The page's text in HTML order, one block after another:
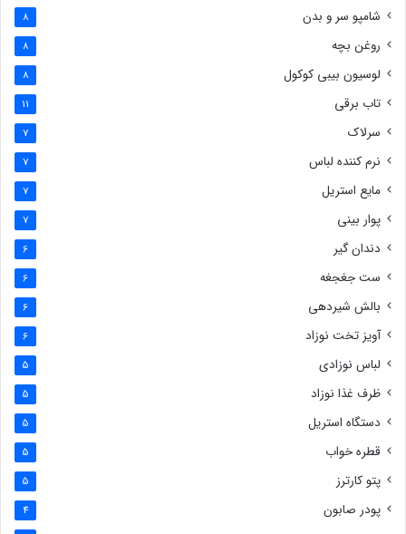
شامپو سر و بدن 8
روغن بچه 8
لوسیون بیبی کوکول 8
تاب برقی 11
سرلاک 7
نرم کننده لباس 7
مایع استریل 7
پوار بینی 7
دندان گیر 6
ست جغجغه 6
بالش شیردهی 6
آویز تخت نوزاد 6
لباس نوزادی 5
ظرف غذا نوزاد 5
دستگاه استریل 5
قطره خواب 5
پتو کارترز 5
پودر صابون 4